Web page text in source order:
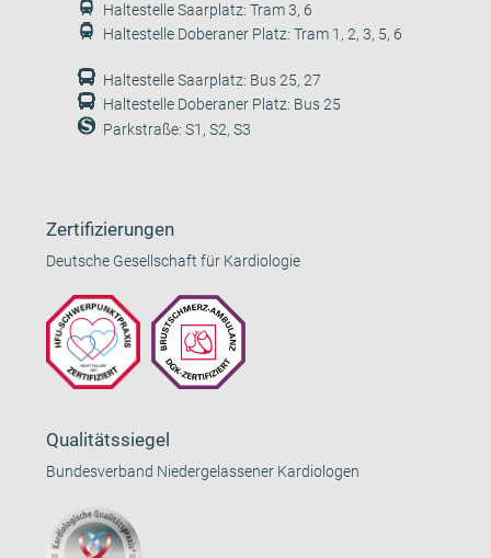
Haltestelle Saarplatz: Tram 3, 6
Haltestelle Doberaner Platz: Tram 1, 2, 3, 5, 6
Haltestelle Saarplatz: Bus 25, 27
Haltestelle Doberaner Platz: Bus 25
Parkstraße: S1, S2, S3
Zertifizierungen
Deutsche Gesellschaft für Kardiologie
Qualitätssiegel
Bundesverband Niedergelassener Kardiologen